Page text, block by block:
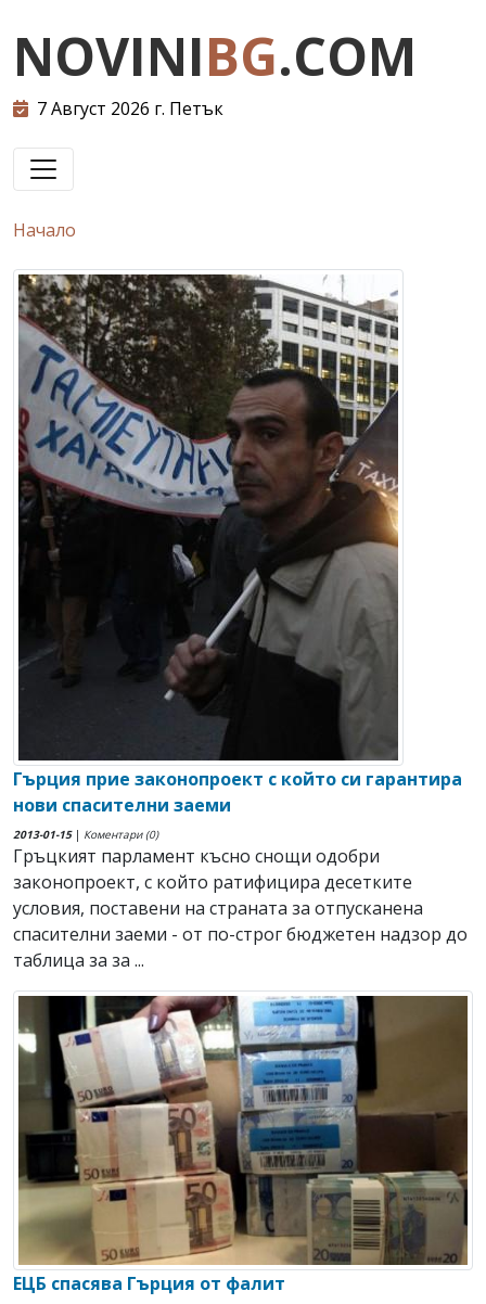
NOVINIBG.COM
7 Август 2026 г. Петък
Начало
Гърция прие законопроект с който си гарантира
нови спасителни заеми
2013-01-15| Коментари (0)
Гръцкият парламент късно снощи одобри
законопроект, с който ратифицира десетките
условия, поставени на страната за отпусканена
спасителни заеми - от по-строг бюджетен надзор до
таблица за за ...
ЕЦБ спасява Гърция от фалит